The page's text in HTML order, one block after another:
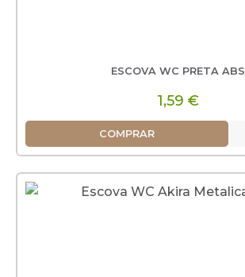
ESCOVA WC PRETA ABS
1,59 €
COMPRAR